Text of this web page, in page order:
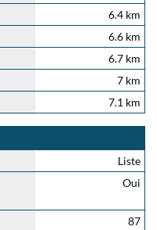
6.4 km
6.6 km
6.7 km
7 km
7.1 km
Liste
Oui
87